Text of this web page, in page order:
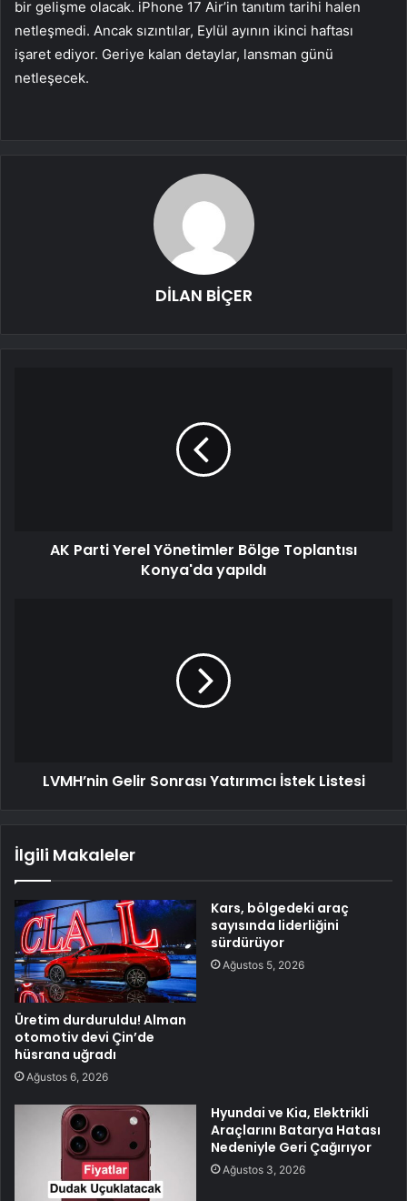
bir gelişme olacak. iPhone 17 Air’in tanıtım tarihi halen
netleşmedi. Ancak sızıntılar, Eylül ayının ikinci haftası
işaret ediyor. Geriye kalan detaylar, lansman günü
netleşecek.
DİLAN BİÇER
AK Parti Yerel Yönetimler Bölge Toplantısı
Konya'da yapıldı
LVMH’nin Gelir Sonrası Yatırımcı İstek Listesi
İlgili Makaleler
Üretim durduruldu! Alman
otomotiv devi Çin’de
hüsrana uğradı
Ağustos 6, 2026
Kars, bölgedeki araç
sayısında liderliğini
sürdürüyor
Ağustos 5, 2026
Hyundai ve Kia, Elektrikli
Araçlarını Batarya Hatası
Nedeniyle Geri Çağırıyor
Ağustos 3, 2026